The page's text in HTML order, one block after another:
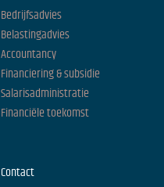
Bedrijfsadvies
Belastingadvies
Accountancy
Financiering & subsidie
Salarisadministratie
Financiële toekomst
Contact